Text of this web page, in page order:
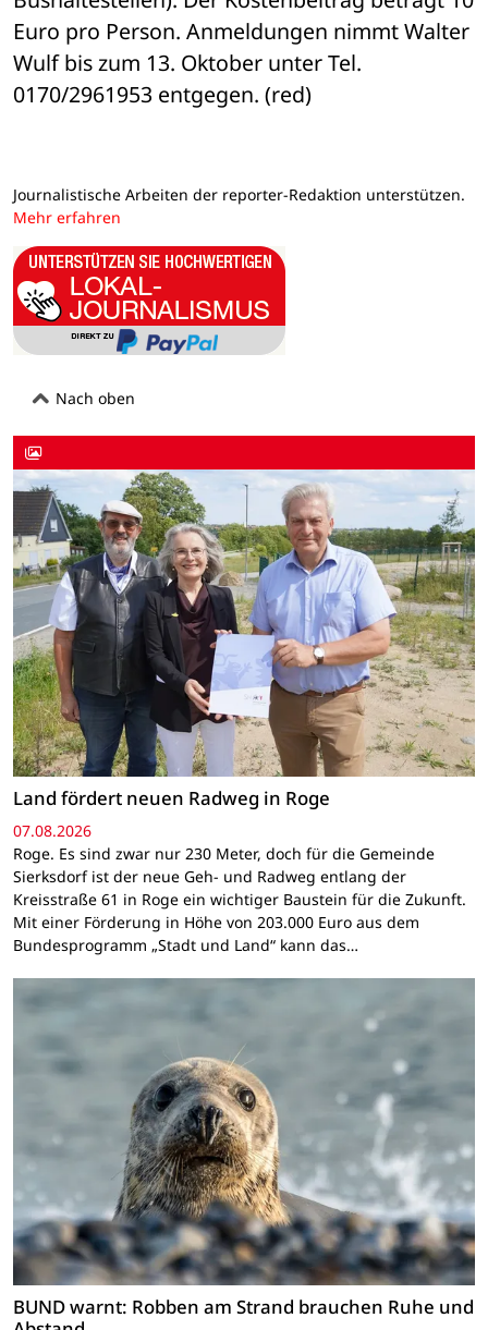
Euro pro Person. Anmeldungen nimmt Walter
Wulf bis zum 13. Oktober unter Tel.
0170/2961953 entgegen. (red)
Journalistische Arbeiten der reporter-Redaktion unterstützen.
Mehr erfahren
Nach oben
Land fördert neuen Radweg in Roge
07.08.2026
Roge. Es sind zwar nur 230 Meter, doch für die Gemeinde
Sierksdorf ist der neue Geh- und Radweg entlang der
Kreisstraße 61 in Roge ein wichtiger Baustein für die Zukunft.
Mit einer Förderung in Höhe von 203.000 Euro aus dem
Bundesprogramm „Stadt und Land“ kann das…
BUND warnt: Robben am Strand brauchen Ruhe und